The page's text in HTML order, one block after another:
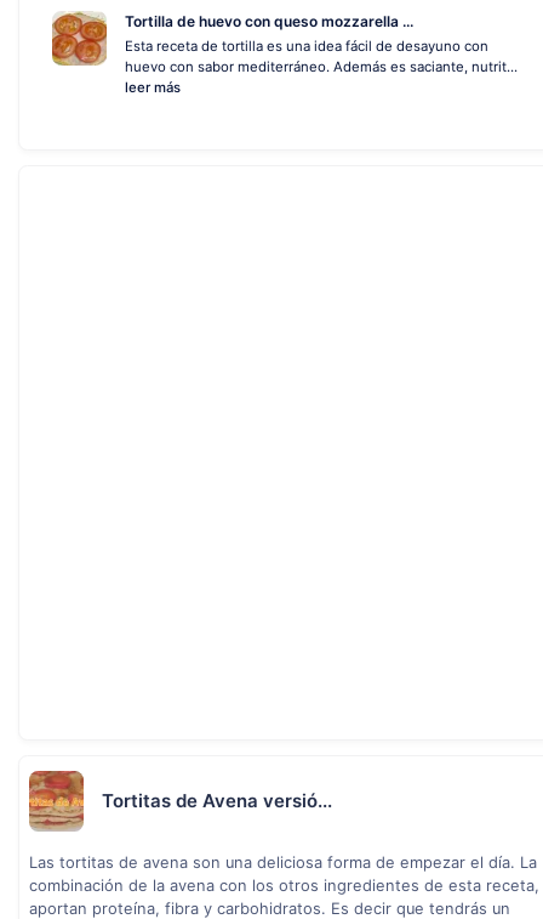
Tortilla de huevo con queso mozzarella ...
Esta receta de tortilla es una idea fácil de desayuno con
huevo con sabor mediterráneo. Además es saciante, nutrit...
leer más
Tortitas de Avena versió...
Las tortitas de avena son una deliciosa forma de empezar el día. La
combinación de la avena con los otros ingredientes de esta receta,
aportan proteína, fibra y carbohidratos. Es decir que tendrás un